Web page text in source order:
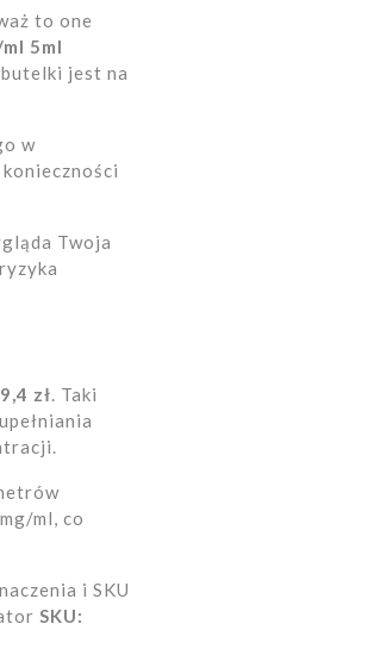
to one
5ml
jest na
w
Twoja
zł. Taki
ml, co
i SKU
SKU: